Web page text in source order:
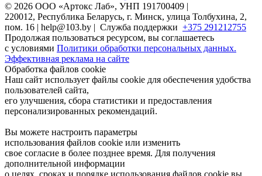
© 2026 ООО «Артокс Лаб», УНП 191700409 |
220012, Республика Беларусь, г. Минск, улица Толбухина, 2,
пом. 16 | help@103.by | Служба поддержки +375 291212755
Продолжая пользоваться ресурсом, вы соглашаетесь
с условиями Политики обработки персональных данных.
Эффективная реклама на сайте
Обработка файлов cookie
Наш сайт использует файлы cookie для обеспечения удобства
пользователей сайта,
его улучшения, сбора статистики и предоставления
персонализированных рекомендаций.
Вы можете настроить параметры
использования файлов cookie или изменить
свое согласие в более позднее время. Для получения
дополнительной информации
о целях, сроках и порядке использования файлов cookie вы